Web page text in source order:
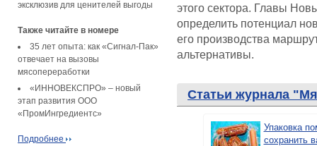
эксклюзив для ценителей выгоды
Также читайте в номере
35 лет опыта: как «Сигнал-Пак»
отвечает на вызовы
мясопереработки
«ИННОВЕКСПРО» – новый
этап развития ООО
«ПромИнгредиентс»
Подробнее
этого сектора. Главы
определить потенциал
его производства
альтернативы.
Статьи журнала
Упаковка
сохранить